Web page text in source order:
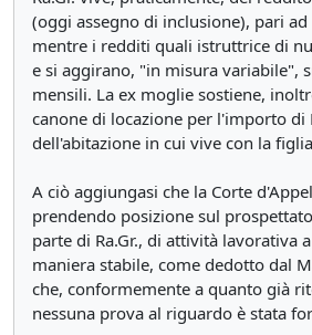
(oggi assegno di inclusione), pari
mentre i redditi quali istruttrice di
e si aggirano, "in misura variabile",
mensili. La ex moglie sostiene,
canone di locazione per l'importo di
dell'abitazione in cui vive con la
A ciò aggiungasi che la Corte
prendendo posizione sul
parte di Ra.Gr., di attività lavorativa
maniera stabile, come dedotto dal
che, conformemente a quanto già
nessuna prova al riguardo è stata